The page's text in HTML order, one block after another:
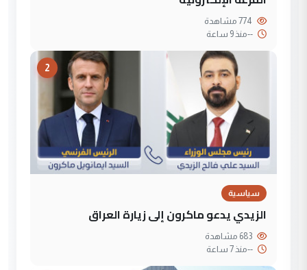
--منذ 9 ساعة
2
سياسية
الزيدي يدعو ماكرون إلى زيارة العراق
--منذ 7 ساعة